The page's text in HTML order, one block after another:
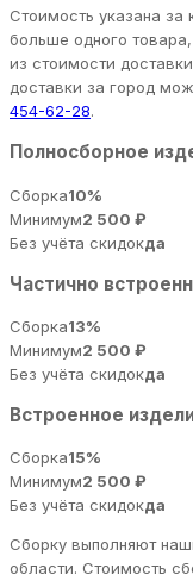
Стоимость указана за
больше одного
из стоимости
доставки за город
454-62-28.
Полносборное
Сборка10%
Минимум2 500 ₽
Без учёта скидокда
Частично
Сборка13%
Минимум2 500 ₽
Без учёта скидокда
Встроенное
Сборка15%
Минимум2 500 ₽
Без учёта скидокда
Сборку выполняют
области. Стоимость